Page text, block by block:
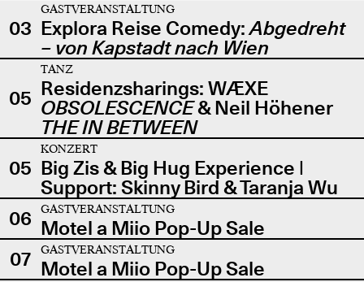
03
GASTVERANSTALTUNG
Explora Reise Comedy:Abgedreht
– von Kapstadt nach Wien
05
TANZ
Residenzsharings: WÆXE
OBSOLESCENCE& Neil Höhener
THE IN BETWEEN
05
KONZERT
Big Zis & Big Hug Experience |
Support: Skinny Bird & Taranja Wu
06
GASTVERANSTALTUNG
Motel a Miio Pop-Up Sale
07
GASTVERANSTALTUNG
Motel a Miio Pop-Up Sale